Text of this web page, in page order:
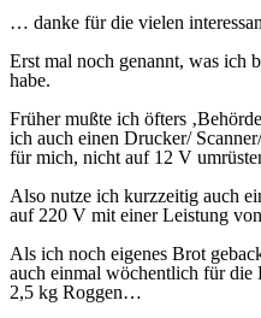
… danke für die vielen
Erst mal noch genannt, was ich
habe.
Früher mußte ich öfters
ich auch einen Drucker/
für mich, nicht auf 12 V
Also nutze ich kurzzeitig auch
auf 220 V mit einer Leistung
Als ich noch eigenes Brot
auch einmal wöchentlich für
2,5 kg Roggen…